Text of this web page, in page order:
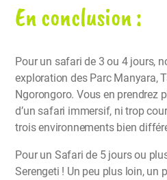
En conclusion :
Pour un safari de 3 ou 4 jours,
exploration des Parc Manyara,
Ngorongoro. Vous en prendrez
d’un safari immersif, ni trop
trois environnements bien
Pour un Safari de 5 jours ou
Serengeti ! Un peu plus loin, un